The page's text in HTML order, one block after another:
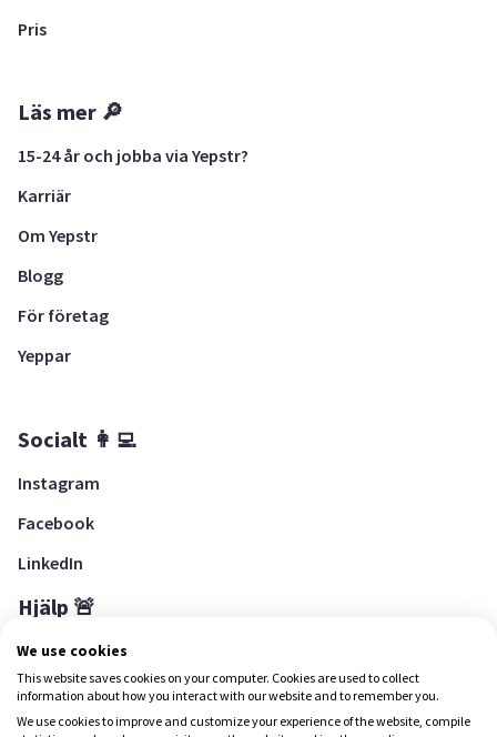
Pris
Läs mer 🔎
15-24 år och jobba via Yepstr?
Karriär
Om Yepstr
Blogg
För företag
Yeppar
Socialt 👩‍💻
Instagram
Facebook
LinkedIn
Hjälp 🚨
Hjälpcenter
We use cookies
This website saves cookies on your computer. Cookies are used to collect
information about how you interact with our website and to remember you.
We use cookies to improve and customize your experience of the website, compile